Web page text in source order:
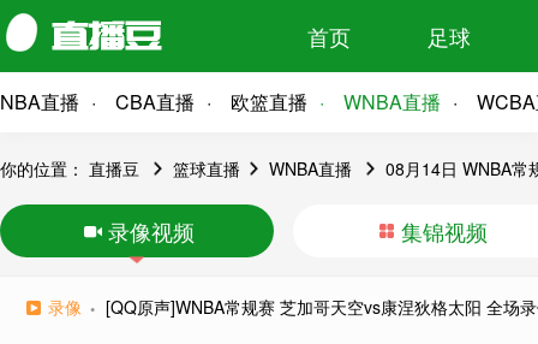
首页 足球
NBA直播 CBA直播 欧篮直播 WNBA直播
你的位置： 直播豆 篮球直播 WNBA直播 08月14日 WNBA常
录像视频 集锦视频
录像 [QQ原声]WNBA常规赛 芝加哥天空vs康涅狄格太阳 全场